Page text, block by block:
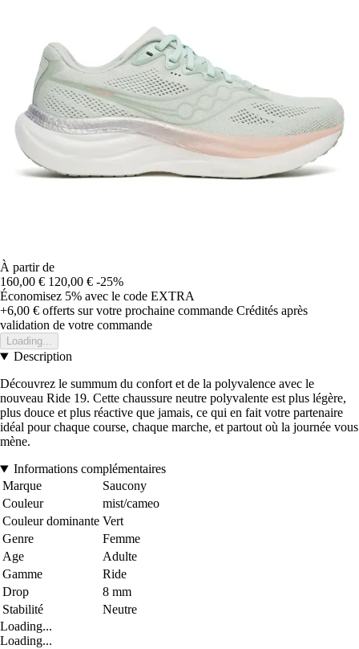
À partir de
160,00 € 120,00 € -25%
Économisez 5% avec le code EXTRA
+6,00 € offerts sur votre prochaine commande Crédités après
validation de votre commande
Loading...
Description
Découvrez le summum du confort et de la polyvalence avec le
nouveau Ride 19. Cette chaussure neutre polyvalente est plus légère,
plus douce et plus réactive que jamais, ce qui en fait votre partenaire
idéal pour chaque course, chaque marche, et partout où la journée vous
mène.
Informations complémentaires
Marque
Saucony
Couleur
mist/cameo
Couleur dominante Vert
Genre
Femme
Age
Adulte
Gamme
Ride
Drop
8 mm
Stabilité
Neutre
Loading...
Loading...